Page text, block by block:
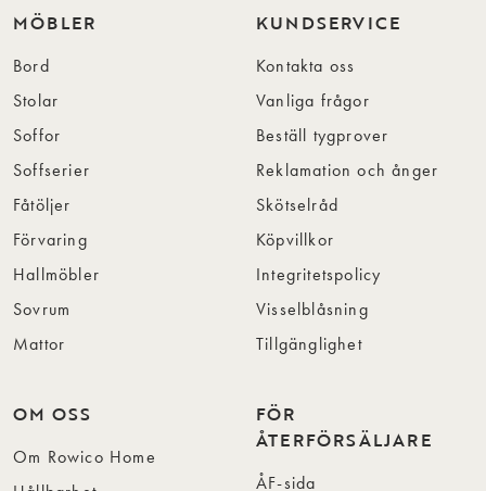
MÖBLER
Bord
Stolar
Soffor
Soffserier
Fåtöljer
Förvaring
Hallmöbler
Sovrum
Mattor
KUNDSERVICE
Kontakta oss
Vanliga frågor
Beställ tygprover
Reklamation och ånger
Skötselråd
Köpvillkor
Integritetspolicy
Visselblåsning
Tillgänglighet
OM OSS
Om Rowico Home
FÖR
ÅTERFÖRSÄLJARE
ÅF-sida